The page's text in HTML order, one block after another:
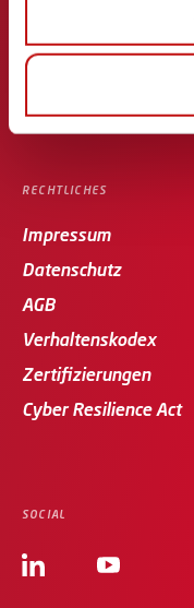
Technologien
RECHTLICHES
Impressum
Datenschutz
AGB
Verhaltenskodex
Zertifizierungen
Cyber Resilience Act
SOCIAL